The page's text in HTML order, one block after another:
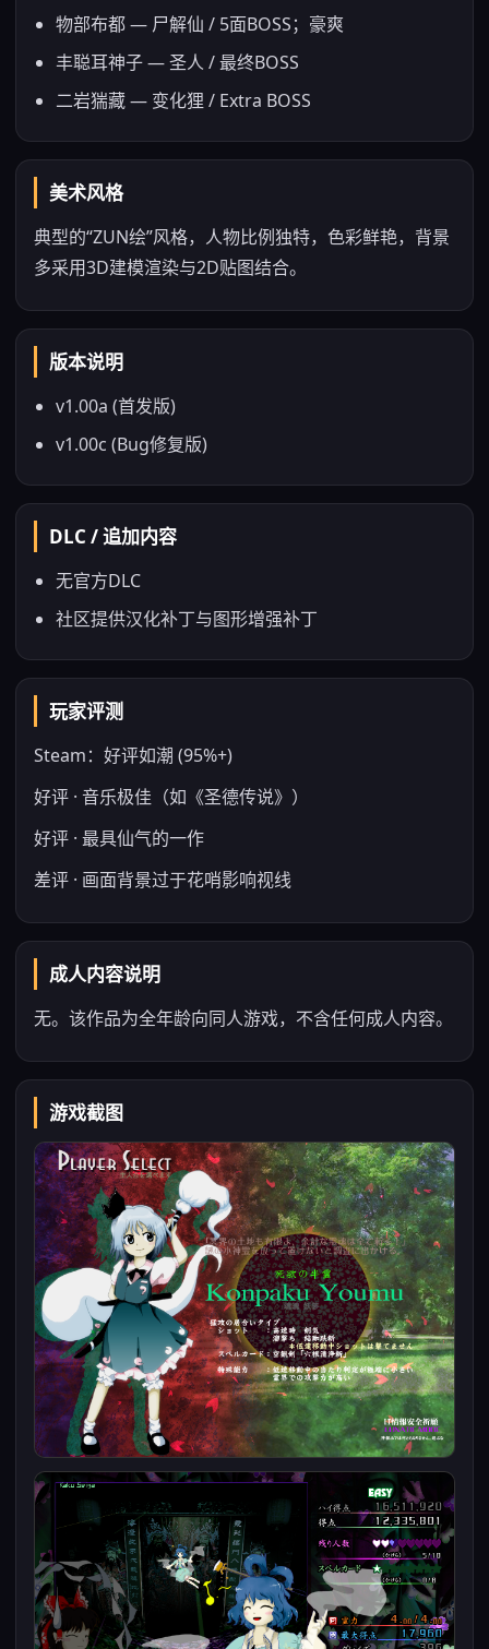
物部布都 — 尸解仙 / 5面BOSS；豪爽
丰聪耳神子 — 圣人 / 最终BOSS
二岩猯藏 — 变化狸 / Extra BOSS
美术风格
典型的“ZUN绘”风格，人物比例独特，色彩鲜艳，背景
多采用3D建模渲染与2D贴图结合。
版本说明
v1.00a (首发版)
v1.00c (Bug修复版)
DLC / 追加内容
无官方DLC
社区提供汉化补丁与图形增强补丁
玩家评测
Steam：好评如潮 (95%+)
好评 · 音乐极佳（如《圣德传说》）
好评 · 最具仙气的一作
差评 · 画面背景过于花哨影响视线
成人内容说明
无。该作品为全年龄向同人游戏，不含任何成人内容。
游戏截图